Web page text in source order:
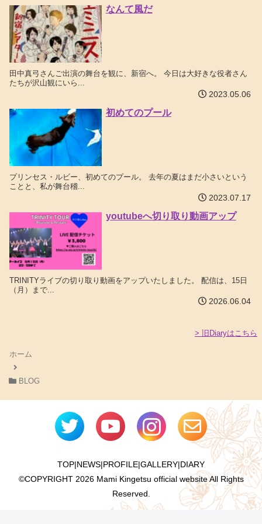
なんて風だ
田中真弓さんご出演の舞台を観に、新宿へ。 今日は大好きな役者さん
たちが沢山観にいら...
2023.05.06
初めてのプール
プリンセス・ルビー、初めてのプール。 去年の夏はまだ小さいという
ことと、私が舞台稽...
2023.07.17
youtubeへ切り取り動画アップ
TRINITYライブの切り取り動画をアップいたしました。 配信は、15日
（月）まで...
2026.06.04
> 旧Diaryはこちら
ホーム
BLOG
TOP|NEWS|PROFILE|GALLERY|DIARY
©COPYRIGHT 2026 Mami Kingetsu official website All Rights
Reserved.